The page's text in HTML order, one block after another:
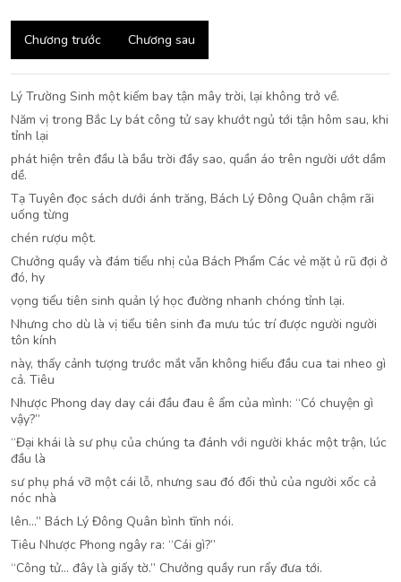
Chương trước Chương sau
Lý Trường Sinh một kiếm bay tận mây trời, lại không trở về.
Năm vị trong Bắc Ly bát công tử say khướt ngủ tới tận hôm sau, khi
tỉnh lại
phát hiện trên đầu là bầu trời đầy sao, quần áo trên người ướt dầm
dề.
Tạ Tuyên đọc sách dưới ánh trăng, Bách Lý Đông Quân chậm rãi
uống từng
chén rượu một.
Chưởng quầy và đám tiểu nhị của Bách Phẩm Các vẻ mặt ủ rũ đợi ở
đó, hy
vọng tiểu tiên sinh quản lý học đường nhanh chóng tỉnh lại.
Nhưng cho dù là vị tiểu tiên sinh đa mưu túc trí được người người
tôn kính
này, thấy cảnh tượng trước mắt vẫn không hiểu đầu cua tai nheo gì
cả. Tiêu
Nhược Phong day day cái đầu đau ê ẩm của mình: “Có chuyện gì
vậy?”
“Đại khái là sư phụ của chúng ta đánh với người khác một trận, lúc
đầu là
sư phụ phá vỡ một cái lỗ, nhưng sau đó đối thủ của người xốc cả
nóc nhà
lên…” Bách Lý Đông Quân bình tĩnh nói.
Tiêu Nhược Phong ngây ra: “Cái gì?”
“Công tử… đây là giấy tờ.” Chưởng quầy run rẩy đưa tới.